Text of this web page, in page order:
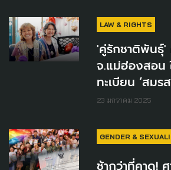
LAW & RIGHTS
'คู่รักชาติพันธุ์'
จ.แม่ฮ่องสอน
ทะเบียน ‘สมร
23 มกราคม 2025
GENDER &
ช้ากว่าที่คาด!